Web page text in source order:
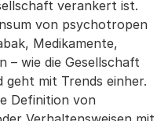
verankert ist.
von psychotropen
Medikamente,
– wie die Gesellschaft
geht mit Trends einher.
Definition von